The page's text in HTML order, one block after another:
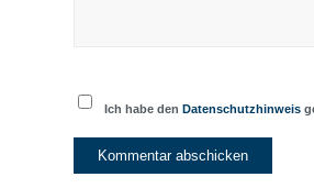
Ich habe den Datenschutzhinweis